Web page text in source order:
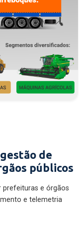
de
públicos
prefeituras e órgãos
e telemetria